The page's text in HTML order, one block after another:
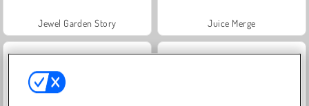
Jewel Garden Story Juice Merge